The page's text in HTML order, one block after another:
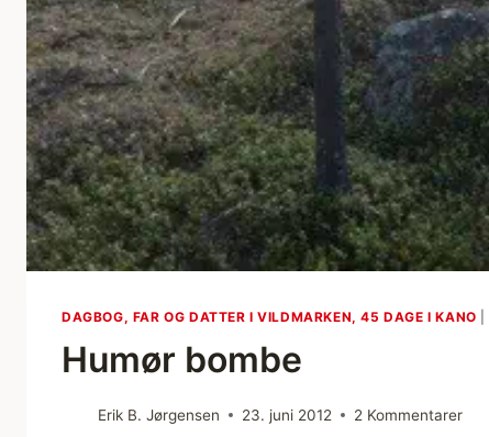
DAGBOG, FAR OG DATTER I VILDMARKEN, 45 DAGE I KANO
Humør bombe
Erik B. Jørgensen 23. juni 2012 2 Kommentarer